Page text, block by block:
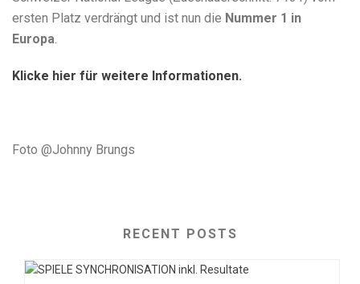
ersten Platz verdrängt und ist nun die Nummer 1 in
Europa
Klicke hier für weitere Informationen.
Foto @Johnny Brungs
RECENT POSTS